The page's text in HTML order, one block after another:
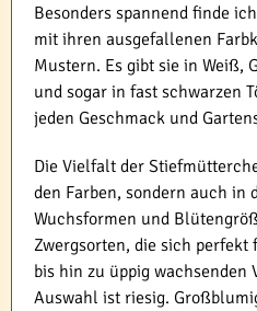
Besonders spannend finde
mit ihren ausgefallenen
Mustern. Es gibt sie in Weiß,
und sogar in fast schwarzen
jeden Geschmack und
Die Vielfalt der
den Farben, sondern auch in
Wuchsformen und
Zwergsorten, die sich
bis hin zu üppig wachsenden
Auswahl ist riesig.